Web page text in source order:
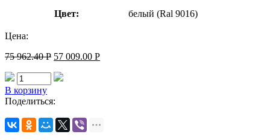
Цвет: белый (Ral 9016)
Цена:
75 962.40Р 57 009.00 Р
В корзину
Поделиться: